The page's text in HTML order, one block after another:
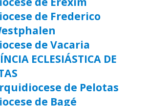
de Frederico
de Vacaria
ECLESIÁSTICA DE
de Pelotas
de Bagé